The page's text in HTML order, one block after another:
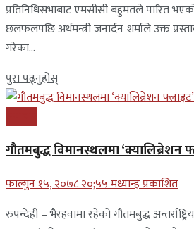
प्रतिनिधिसभाबाट एमसीसी बहुमतले पारित
छलफलपछि अर्थमन्त्री जनार्दन शर्माले उक्त
गरेका...
पुरा पढ्नुहोस्
गाैतमबुद्ध विमानस्थलमा ‘क्यालिब्रेशन
फाल्गुन १५, २०७८ २०;५५ मध्यान्ह प्रकाशित
रुपन्देही – भैरहवामा रहेको गौतमबुद्ध